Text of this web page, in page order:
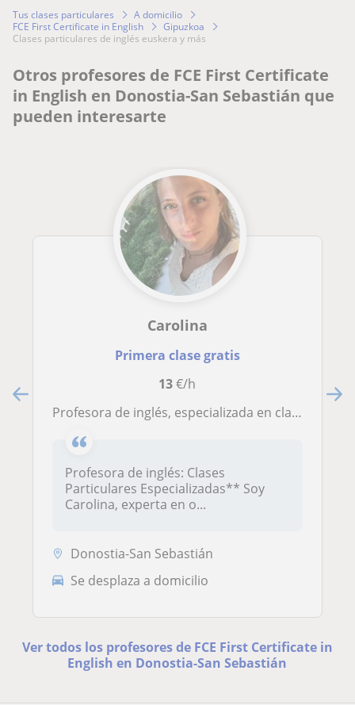
Tus clases particulares
A domicilio
FCE First Certificate in English
Gipuzkoa
clases particulares de inglés euskera y más
Otros profesores de FCE First Certificate
in English en Donostia-San Sebastián que
pueden interesarte
Carolina
Primera clase gratis
13€/h
Profesora de inglés, especializada en clases de apoyo, preparación de exámenes
Profesora de inglés: Clases
Particulares Especializadas** Soy
Carolina, experta en o...
Donostia-San Sebastián
Se desplaza a domicilio
Ver todos los profesores de FCE First Certificate in
English en Donostia-San Sebastián